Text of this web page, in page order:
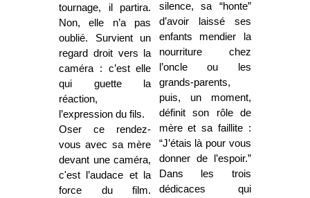
tournage, il partira.
Non, elle n’a pas
oublié. Survient un
regard droit vers la
caméra : c’est elle
qui guette la
réaction,
l’expression du fils.
Oser ce rendez-
vous avec sa mère
devant une caméra,
c'est l’audace et la
force du film.
silence, sa “honte”
d’avoir laissé ses
enfants mendier la
nourriture chez
l’oncle ou les
grands-parents,
puis, un moment,
définit son rôle de
mère et sa faillite :
“J’étais là pour vous
donner de l’espoir.”
Dans les trois
dédicaces qui